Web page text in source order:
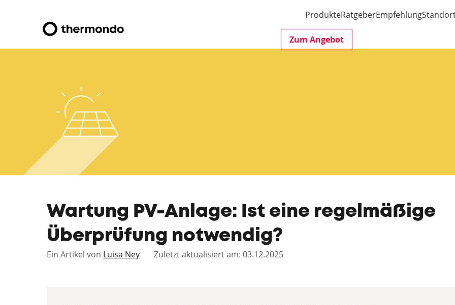
ProdukteRatgeberEmpfehlung
Zum Angebot
Wartung PV-Anlage: Ist eine regelmäßige
Überprüfung notwendig?
Ein Artikel von Luisa Ney Zuletzt aktualisiert am: 03.12.2025